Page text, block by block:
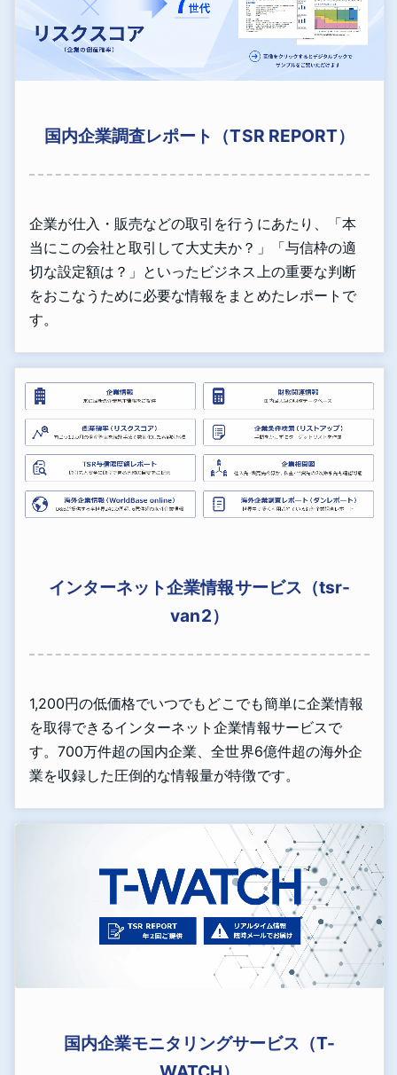
国内企業調査レポート（TSR REPORT）
企業が仕入・販売などの取引を行うにあたり、「本
当にこの会社と取引して大丈夫か？」「与信枠の適
切な設定額は？」といったビジネス上の重要な判断
をおこなうために必要な情報をまとめたレポートで
す。
インターネット企業情報サービス（tsr-
van2）
1,200円の低価格でいつでもどこでも簡単に企業情報
を取得できるインターネット企業情報サービスで
す。700万件超の国内企業、全世界6億件超の海外企
業を収録した圧倒的な情報量が特徴です。
国内企業モニタリングサービス（T-